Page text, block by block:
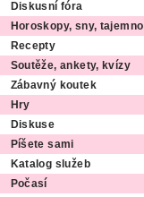
Diskusní fóra
Horoskopy, sny, tajemno
Recepty
Soutěže, ankety, kvízy
Zábavný koutek
Hry
Diskuse
Píšete sami
Katalog služeb
Počasí